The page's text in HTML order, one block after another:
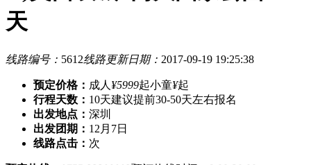
天
线路编号： 5612线路更新日期： 2017-09-19 19:25:38
预定价格： 成人 ¥5999起小童¥起
行程天数： 10天建议提前30-50天左右报名
出发地点： 深圳
出发团期： 12月7日
线路点击： 次